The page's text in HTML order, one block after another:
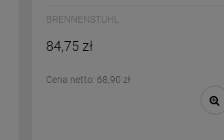
/B1153304120/
BRENNENSTUHL
84,75 zł
Cena netto: 68,90 zł